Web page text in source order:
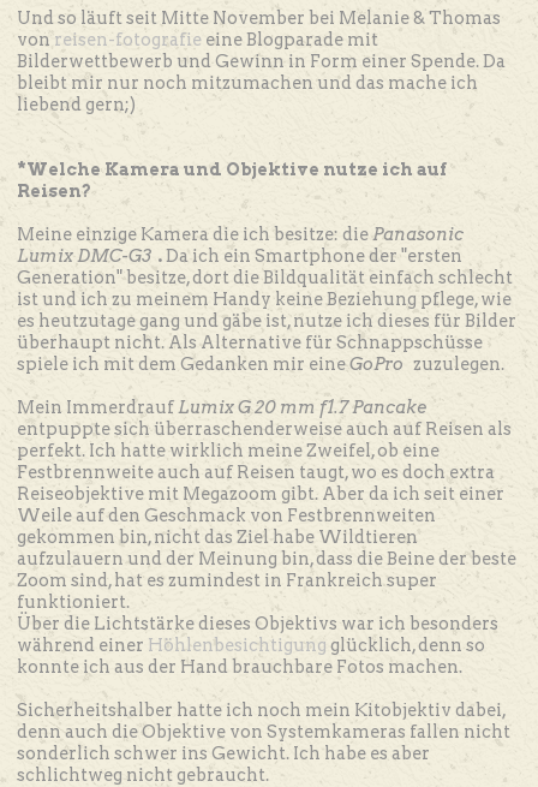
Und so läuft seit Mitte November bei Melanie & Thomas
von reisen-fotografie eine Blogparade mit
Bilderwettbewerb und Gewinn in Form einer Spende. Da
bleibt mir nur noch mitzumachen und das mache ich
liebend gern;)
*Welche Kamera und Objektive nutze ich auf
Reisen?
Meine einzige Kamera die ich besitze: diePanasonic
Lumix DMC-G3 .Da ich ein Smartphone der "ersten
Generation" besitze, dort die Bildqualität einfach schlecht
ist und ich zu meinem Handy keine Beziehung pflege, wie
es heutzutage gang und gäbe ist, nutze ich dieses für Bilder
überhaupt nicht. Als Alternative für Schnappschüsse
spiele ich mit dem Gedanken mir eineGoPro zuzulegen.
Mein ImmerdraufLumix G 20 mm f1.7 Pancake
entpuppte sich überraschenderweise auch auf Reisen als
perfekt. Ich hatte wirklich meine Zweifel, ob eine
Festbrennweite auch auf Reisen taugt, wo es doch extra
Reiseobjektive mit Megazoom gibt. Aber da ich seit einer
Weile auf den Geschmack von Festbrennweiten
gekommen bin, nicht das Ziel habe Wildtieren
aufzulauern und der Meinung bin, dass die Beine der beste
Zoom sind, hat es zumindest in Frankreich super
funktioniert.
Über die Lichtstärke dieses Objektivs war ich besonders
während einer Höhlenbesichtigung glücklich, denn so
konnte ich aus der Hand brauchbare Fotos machen.
Sicherheitshalber hatte ich noch mein Kitobjektiv dabei,
denn auch die Objektive von Systemkameras fallen nicht
sonderlich schwer ins Gewicht. Ich habe es aber
schlichtweg nicht gebraucht.